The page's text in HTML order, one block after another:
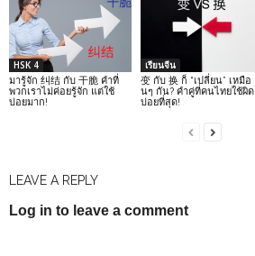
HSK 4
มารู้จัก 纠结 กับ 干脆 คำที่
พวกเราไม่ค่อยรู้จัก แต่ใช้
บ่อยมาก!
เรียนจีน
变 กับ 换 ก็ “เปลี่ยน” เหมือ
นๆ กัน? คำคู่ที่คนไทยใช้ผิด
บ่อยที่สุด!
LEAVE A REPLY
Log in to leave a comment